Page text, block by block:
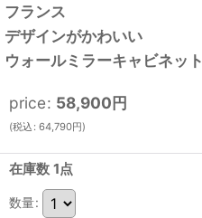
フランス
デザインがかわいい
ウォールミラーキャビネット
price: 58,900円
(税込 : 64,790円)
在庫数 1点
数量: